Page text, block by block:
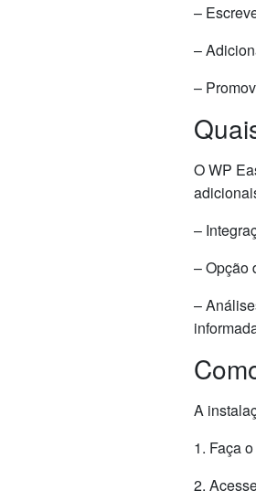
–
–
–
O WP
–
– Opção
–
A
1. Faça
2.